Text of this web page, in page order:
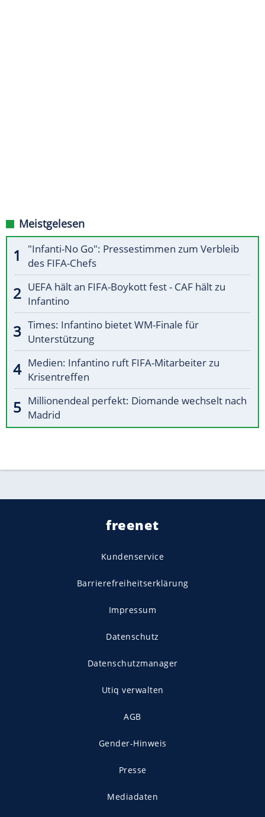
Meistgelesen
"Infanti-No Go": Pressestimmen zum Verbleib
des FIFA-Chefs
UEFA hält an FIFA-Boykott fest - CAF hält zu
Infantino
Times: Infantino bietet WM-Finale für
Unterstützung
Medien: Infantino ruft FIFA-Mitarbeiter zu
Krisentreffen
Millionendeal perfekt: Diomande wechselt nach
Madrid
freenet
Kundenservice
Barrierefreiheitserklärung
Impressum
Datenschutz
Datenschutzmanager
Utiq verwalten
AGB
Gender-Hinweis
Presse
Mediadaten